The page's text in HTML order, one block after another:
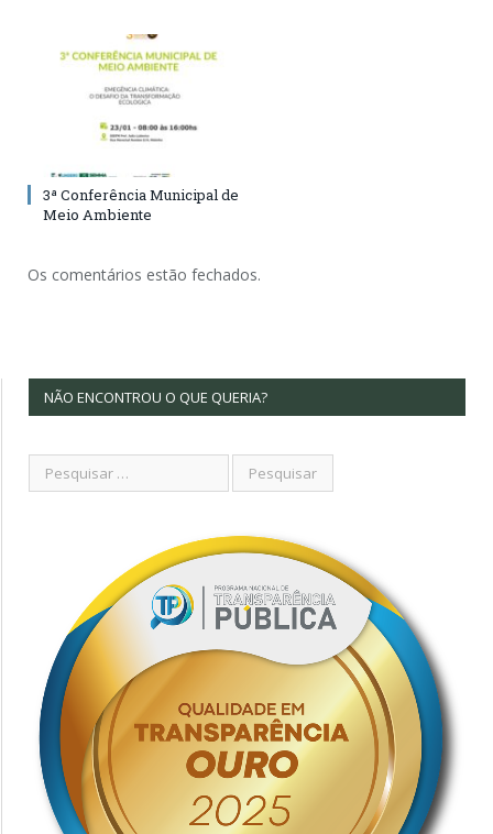
3ª Conferência Municipal de
Meio Ambiente
Os comentários estão fechados.
NÃO ENCONTROU O QUE QUERIA?